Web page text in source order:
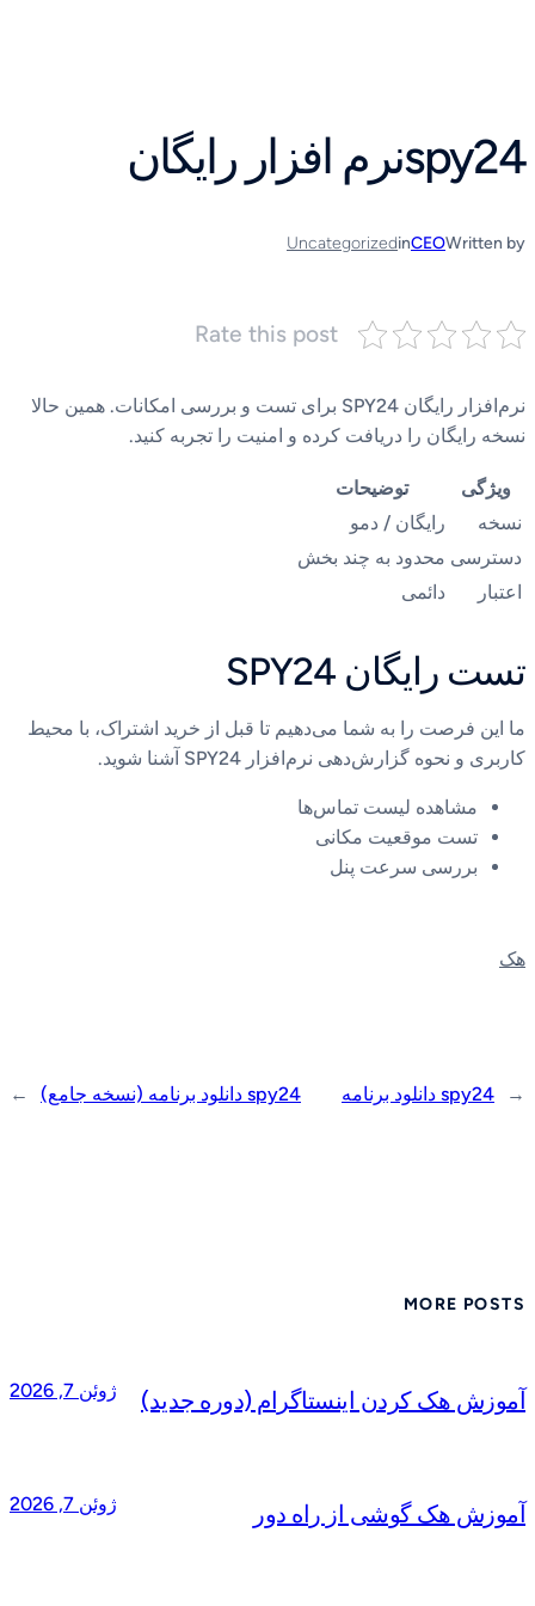
spy24نرم افزار رایگان
Written by
CEO
in
Uncategorized
Rate this post
نرم‌افزار رایگان SPY24 برای تست و بررسی امکانات. همین حالا
نسخه رایگان را دریافت کرده و امنیت را تجربه کنید.
ویژگی
توضیحات
نسخه
رایگان / دمو
دسترسی محدود به چند بخش
اعتبار
دائمی
تست رایگان SPY24
ما این فرصت را به شما می‌دهیم تا قبل از خرید اشتراک، با محیط
کاربری و نحوه گزارش‌دهی نرم‌افزار SPY24 آشنا شوید.
مشاهده لیست تماس‌ها
تست موقعیت مکانی
بررسی سرعت پنل
هک
← spy24 دانلود برنامه spy24 دانلود برنامه (نسخه جامع) →
MORE POSTS
آموزش هک کردن اینستاگرام (دوره جدید) ژوئن 7, 2026
آموزش هک گوشی از راه دور ژوئن 7, 2026